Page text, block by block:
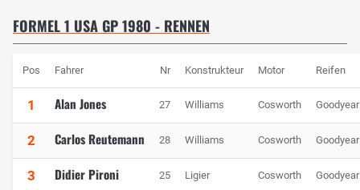
FORMEL 1 USA GP 1980 - RENNEN
Pos Fahrer Nr Konstrukteur Motor Reifen
1 Alan Jones 27 Williams Cosworth Goodyear
2 Carlos Reutemann 28 Williams Cosworth Goodyear
3 Didier Pironi 25 Ligier Cosworth Goodyear